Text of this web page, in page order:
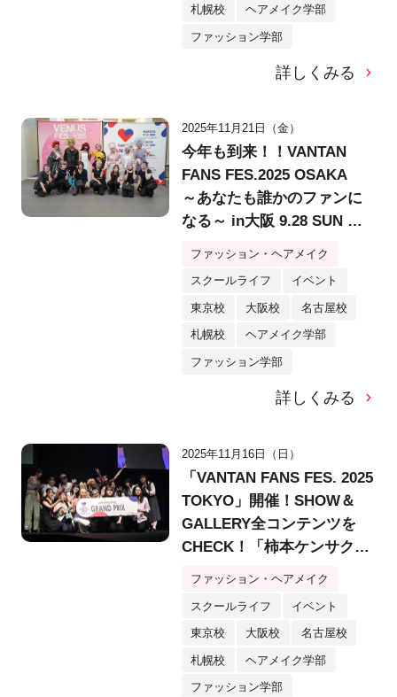
札幌校 ヘアメイク学部
ファッション学部
詳しくみる
2025年11月21日（金）
今年も到来！！VANTAN
FANS FES.2025 OSAKA
～あなたも誰かのファンに
なる～ in大阪 9.28 SUN @
ファッション・ヘアメイク
スクールライフ イベント
東京校 大阪校 名古屋校
札幌校 ヘアメイク学部
ファッション学部
詳しくみる
2025年11月16日（日）
「VANTAN FANS FES. 2025
TOKYO」開催！SHOW＆
GALLERY全コンテンツを
CHECK！「柿本ケンサク
ファッション・ヘアメイク
スクールライフ イベント
東京校 大阪校 名古屋校
札幌校 ヘアメイク学部
ファッション学部